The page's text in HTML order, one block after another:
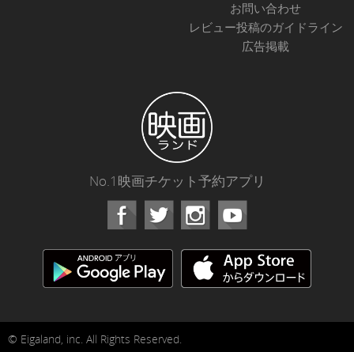
お問い合わせ
レビュー投稿のガイドライン
広告掲載
No.1映画チケット予約アプリ
Facebook Instagram
© Eigaland, inc. All Rights Reserved.